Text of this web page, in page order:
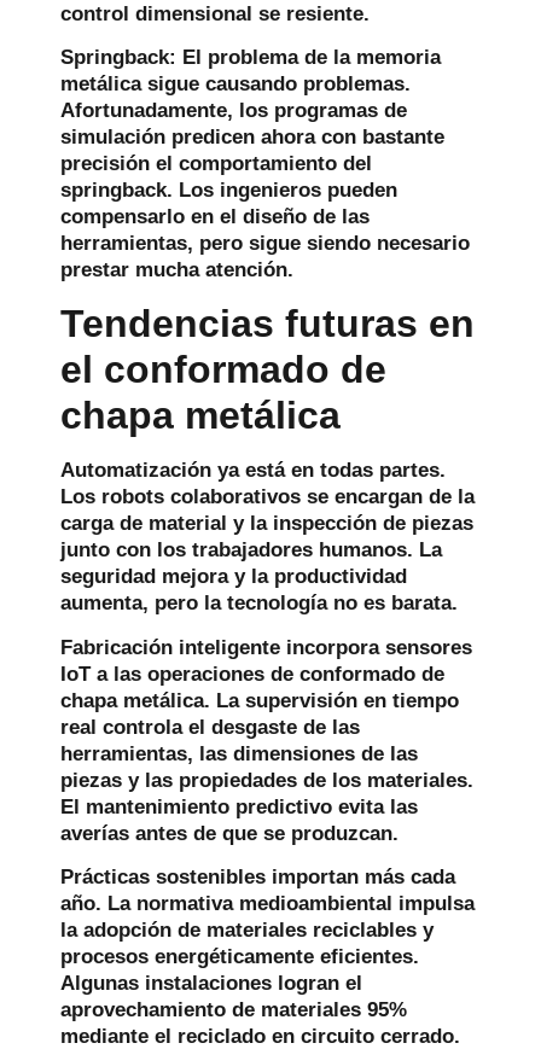
control dimensional se resiente.
Springback: El problema de la memoria
metálica sigue causando problemas.
Afortunadamente, los programas de
simulación predicen ahora con bastante
precisión el comportamiento del
springback. Los ingenieros pueden
compensarlo en el diseño de las
herramientas, pero sigue siendo necesario
prestar mucha atención.
Tendencias futuras en
el conformado de
chapa metálica
Automatización ya está en todas partes.
Los robots colaborativos se encargan de la
carga de material y la inspección de piezas
junto con los trabajadores humanos. La
seguridad mejora y la productividad
aumenta, pero la tecnología no es barata.
Fabricación inteligente incorpora sensores
IoT a las operaciones de conformado de
chapa metálica. La supervisión en tiempo
real controla el desgaste de las
herramientas, las dimensiones de las
piezas y las propiedades de los materiales.
El mantenimiento predictivo evita las
averías antes de que se produzcan.
Prácticas sostenibles importan más cada
año. La normativa medioambiental impulsa
la adopción de materiales reciclables y
procesos energéticamente eficientes.
Algunas instalaciones logran el
aprovechamiento de materiales 95%
mediante el reciclado en circuito cerrado.